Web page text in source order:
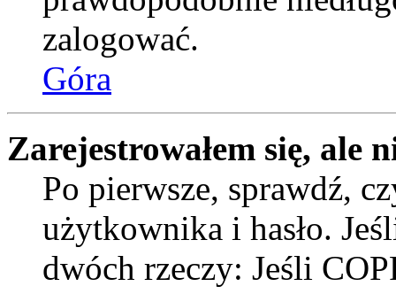
zalogować.
Góra
Zarejestrowałem się, ale
Po pierwsze, sprawdź,
użytkownika i hasło.
dwóch rzeczy: Jeśli